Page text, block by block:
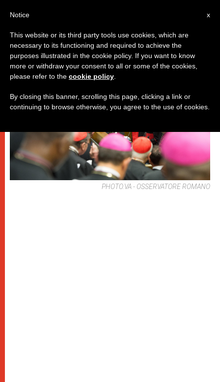
DICASTERI
PHOTO.VA - OSSERVATORE ROMANO
x
Notice
This website or its third party tools use cookies, which are
necessary to its functioning and required to achieve the
purposes illustrated in the cookie policy. If you want to know
more or withdraw your consent to all or some of the cookies,
please refer to the cookie policy
By closing this banner, scrolling this page, clicking a link or
continuing to browse otherwise, you agree to the use of cookies.